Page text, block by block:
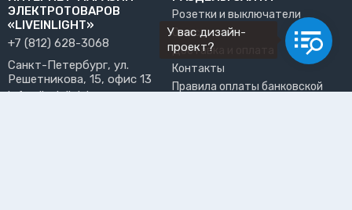
ЭЛЕКТРОТОВАРОВ
«LIVEINLIGHT»
+7 (812) 628-3068
Санкт-Петербург, ул.
Решетникова, 15, офис 13
info@liveinlight.ru
Розетки и выключатели
О нас
Доставка и оплата
Контакты
Правила оплаты банковской
У вас дизайн-
проект?